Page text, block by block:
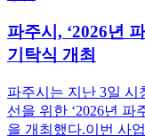
파주시, ‘2026년
기탁식 개최
파주시는 지난 3일 시
선을 위한 ‘2026년 파
을 개최했다.이번 사